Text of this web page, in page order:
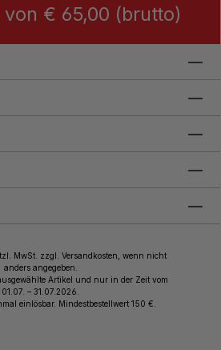
€ 65,00 (brutto)
MwSt. zzgl. Versandkosten, wenn nicht
anders angegeben.
Artikel und nur in der Zeit vom
01.07. – 31.07.2026.
einlösbar. Mindestbestellwert 150 €.